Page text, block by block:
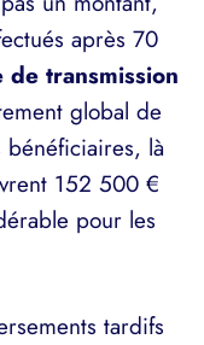
après 70
de transmission
global de
là
152 500 €
pour les
tardifs